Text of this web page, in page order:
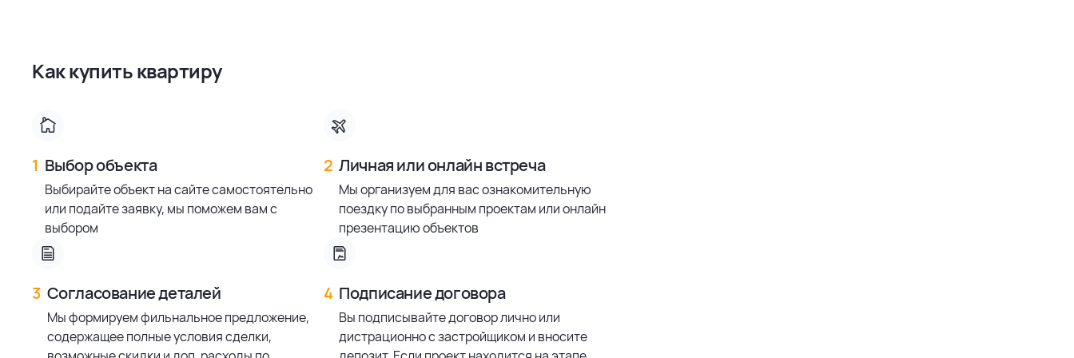
Как купить квартиру
1 Выбор объекта
Выбирайте объект на сайте самостоятельно
или подайте заявку, мы поможем вам с
выбором
2 Личная или онлайн встреча
Мы организуем для вас ознакомительную
поездку по выбранным проектам или онлайн
презентацию объектов
3 Согласование деталей
Мы формируем фильнальное предложение,
содержащее полные условия сделки,
4 Подписание договора
Вы подписывайте договор лично или
дистрационно с застройщиком и вносите